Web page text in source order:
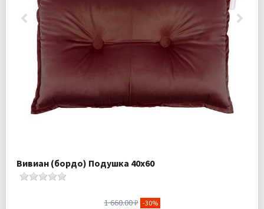
Вивиан (бордо) Подушка 40х60
1 660.00 ₽ -30%